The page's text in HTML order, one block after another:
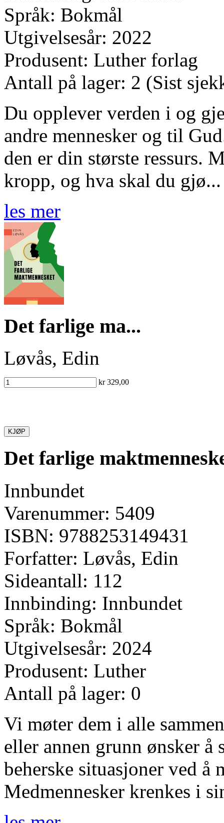
Språk: Bokmål
Utgivelsesår: 2022
Produsent: Luther forlag
Antall på lager: 2 (Sist
Du opplever verden i og
andre mennesker og til
den er din største ressurs.
kropp, og hva skal du gjø...
les mer
Det farlige ma...
Løvås, Edin
kr 329,00
KJØP
Det farlige
Innbundet
Varenummer: 5409
ISBN: 9788253149431
Forfatter: Løvås, Edin
Sideantall: 112
Innbinding: Innbundet
Språk: Bokmål
Utgivelsesår: 2024
Produsent: Luther
Antall på lager: 0
Vi møter dem i alle
eller annen grunn ønsker
beherske situasjoner ved å
Medmennesker krenkes i